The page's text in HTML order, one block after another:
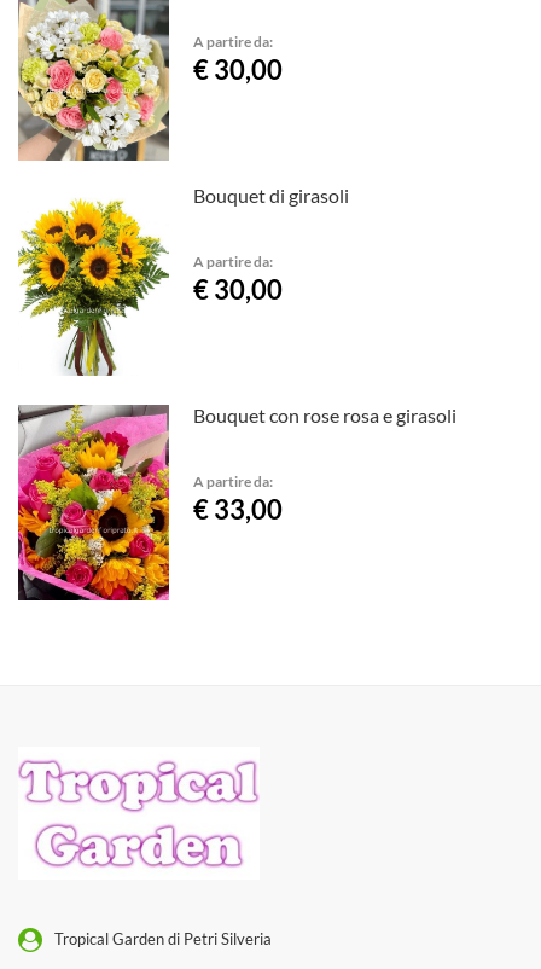
A partire da:
€ 30,00
Bouquet di girasoli
A partire da:
€ 30,00
Bouquet con rose rosa e girasoli
A partire da:
€ 33,00
Tropical Garden di Petri Silveria